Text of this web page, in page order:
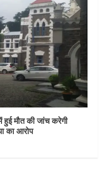
हुई मौत की जांच करेगी
का आरोप